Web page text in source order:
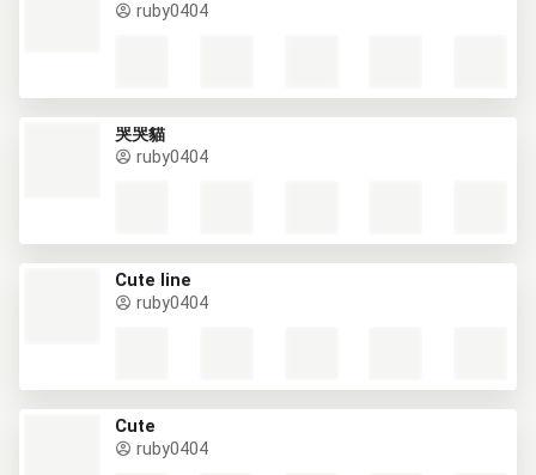
ruby0404
哭哭貓
ruby0404
Cute line
ruby0404
Cute
ruby0404